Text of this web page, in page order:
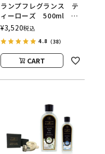
ランプフレグランス テ
ィーローズ 500ml フ
レグランスランプ用オイ
ル
ASHLEIGH&BURWOOD
（アシュレイアンドバー
ウッド）
¥3,520税込
4.8 （38）
CART